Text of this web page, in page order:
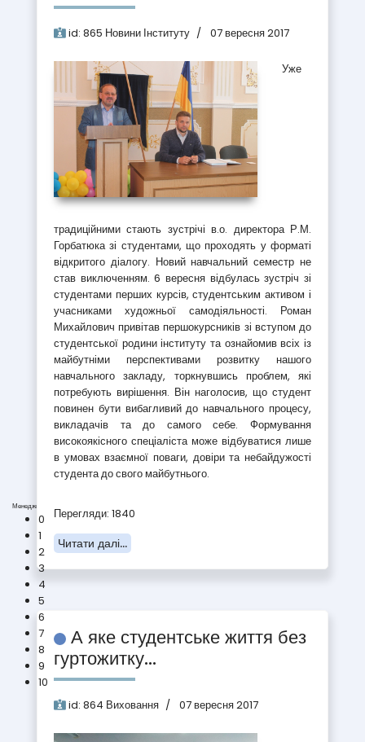
Менеджмент (D3)
0
1
2
3
4
5
6
7
8
9
10
id: 865 Новини Інституту 07 вересня 2017
Уже
традиційними стають зустрічі в.о. директора Р.М.
Горбатюка зі студентами, що проходять у форматі
відкритого діалогу. Новий навчальний семестр не
став виключенням. 6 вересня відбулась зустріч зі
студентами перших курсів, студентським активом і
учасниками художньої самодіяльності. Роман
Михайлович привітав першокурсників зі вступом до
студентської родини інституту та ознайомив всіх із
майбутніми перспективами розвитку нашого
навчального закладу, торкнувшись проблем, які
потребують вирішення. Він наголосив, що студент
повинен бути вибагливий до навчального процесу,
викладачів та до самого себе. Формування
високоякісного спеціаліста може відбуватися лише
в умовах взаємної поваги, довіри та небайдужості
студента до свого майбутнього.
Перегляди: 1840
Читати далі...
А яке студентське життя без
гуртожитку...
id: 864 Виховання 07 вересня 2017